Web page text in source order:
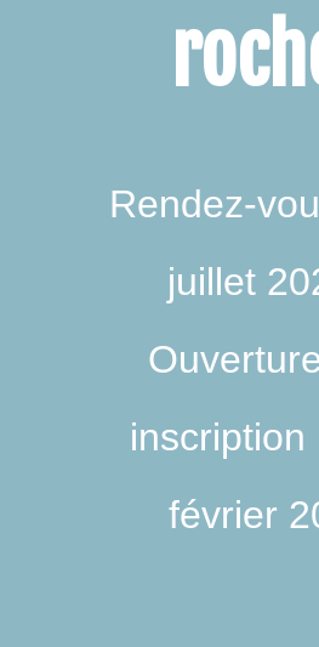
Rendez-
juillet
inscription
février